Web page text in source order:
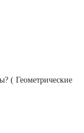
( Геометрические